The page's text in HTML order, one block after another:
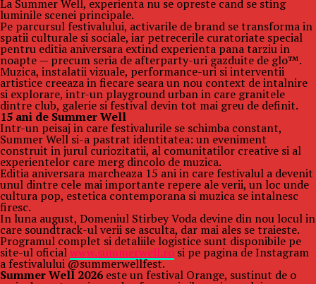
La Summer Well, experienta nu se opreste cand se sting
luminile scenei principale.
Pe parcursul festivalului, activarile de brand se transforma in
spatii culturale si sociale, iar petrecerile curatoriate special
pentru editia aniversara extind experienta pana tarziu in
noapte — precum seria de afterparty-uri gazduite de glo™.
Muzica, instalatii vizuale, performance-uri si interventii
artistice creeaza in fiecare seara un nou context de intalnire
si explorare, intr-un playground urban in care granitele
dintre club, galerie si festival devin tot mai greu de definit.
15 ani de Summer Well
Intr-un peisaj in care festivalurile se schimba constant,
Summer Well si-a pastrat identitatea: un eveniment
construit in jurul curiozitatii, al comunitatilor creative si al
experientelor care merg dincolo de muzica.
Editia aniversara marcheaza 15 ani in care festivalul a devenit
unul dintre cele mai importante repere ale verii, un loc unde
cultura pop, estetica contemporana si muzica se intalnesc
firesc.
In luna august, Domeniul Stirbey Voda devine din nou locul in
care soundtrack-ul verii se asculta, dar mai ales se traieste.
Programul complet si detaliile logistice sunt disponibile pe
site-ul oficialwww.summerwell.ro si pe pagina de Instagram
a festivalului @summerwellfest.
Summer Well 2026 este un festival Orange, sustinut de o